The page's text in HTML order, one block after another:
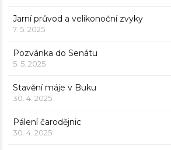
Jarní průvod a velikonoční zvyky
7. 5. 2025
Pozvánka do Senátu
5. 5. 2025
Stavění máje v Buku
30. 4. 2025
Pálení čarodějnic
30. 4. 2025